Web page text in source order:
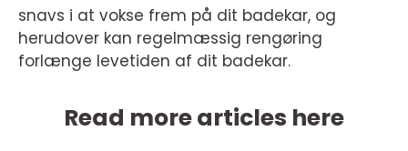
snavs i at vokse frem på dit badekar, og
herudover kan regelmæssig rengøring
forlænge levetiden af dit badekar.
Read more articles here